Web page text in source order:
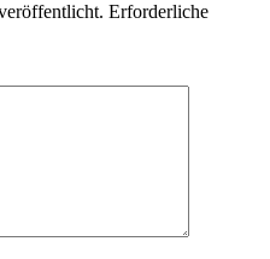
Erforderliche